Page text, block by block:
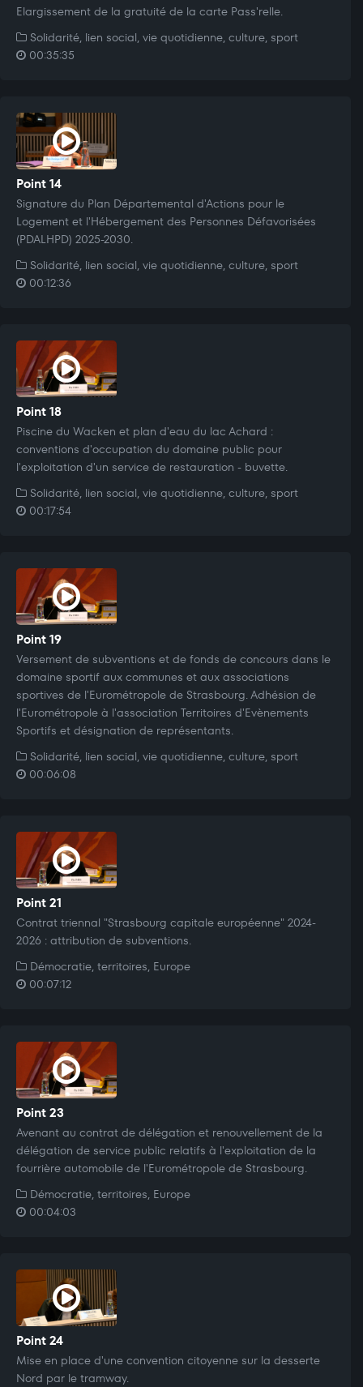
Elargissement de la gratuité de la carte Pass'relle.
Solidarité, lien social, vie quotidienne, culture, sport
00:35:35
Point 14
Signature du Plan Départemental d'Actions pour le
Logement et l'Hébergement des Personnes Défavorisées
(PDALHPD) 2025-2030.
Solidarité, lien social, vie quotidienne, culture, sport
00:12:36
Point 18
Piscine du Wacken et plan d'eau du lac Achard :
conventions d'occupation du domaine public pour
l'exploitation d'un service de restauration - buvette.
Solidarité, lien social, vie quotidienne, culture, sport
00:17:54
Point 19
Versement de subventions et de fonds de concours dans le
domaine sportif aux communes et aux associations
sportives de l'Eurométropole de Strasbourg. Adhésion de
l'Eurométropole à l'association Territoires d'Evènements
Sportifs et désignation de représentants.
Solidarité, lien social, vie quotidienne, culture, sport
00:06:08
Point 21
Contrat triennal "Strasbourg capitale européenne" 2024-
2026 : attribution de subventions.
Démocratie, territoires, Europe
00:07:12
Point 23
Avenant au contrat de délégation et renouvellement de la
délégation de service public relatifs à l'exploitation de la
fourrière automobile de l'Eurométropole de Strasbourg.
Démocratie, territoires, Europe
00:04:03
Point 24
Mise en place d'une convention citoyenne sur la desserte
Nord par le tramway.